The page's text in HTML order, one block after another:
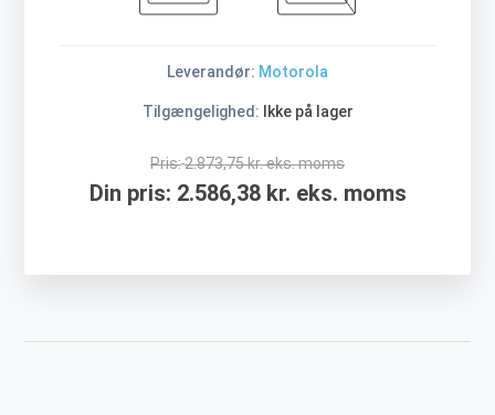
Leverandør: Motorola
Tilgængelighed: Ikke på lager
Pris:2.873,75 kr. eks. moms
Din pris: 2.586,38 kr. eks. moms